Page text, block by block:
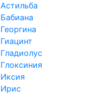
Астильба
Бабиана
Георгина
Гиацинт
Гладиолус
Глоксиния
Иксия
Ирис